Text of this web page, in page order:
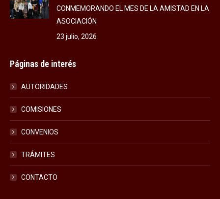
CONMEMORANDO EL MES DE LA AMISTAD EN LA
ASOCIACIÓN
23 julio, 2026
Páginas de interés
AUTORIDADES
COMISIONES
CONVENIOS
TRÁMITES
CONTACTO